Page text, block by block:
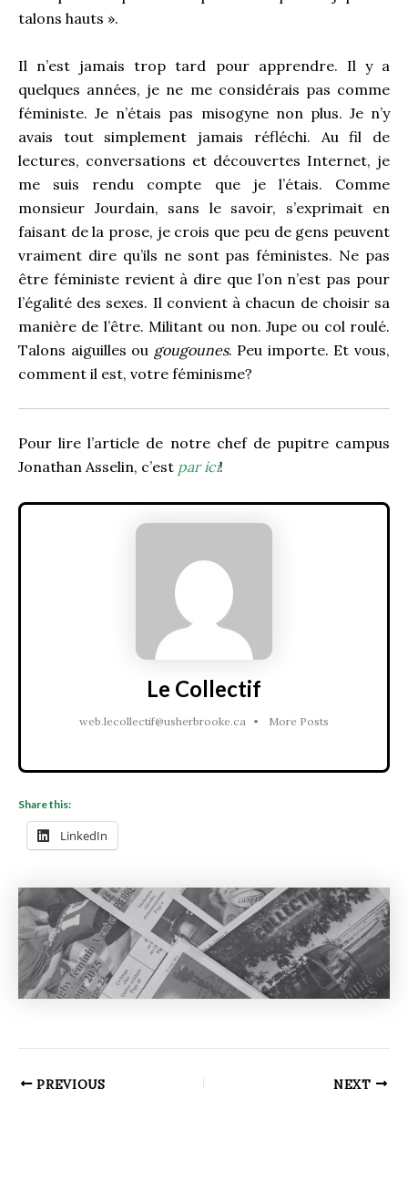
talons hauts ».
Il n’est jamais trop tard pour apprendre. Il y a
quelques années, je ne me considérais pas comme
féministe. Je n’étais pas misogyne non plus. Je n’y
avais tout simplement jamais réfléchi. Au fil de
lectures, conversations et découvertes Internet, je
me suis rendu compte que je l’étais. Comme
monsieur Jourdain, sans le savoir, s’exprimait en
faisant de la prose, je crois que peu de gens peuvent
vraiment dire qu’ils ne sont pas féministes. Ne pas
être féministe revient à dire que l’on n’est pas pour
l’égalité des sexes. Il convient à chacun de choisir sa
manière de l’être. Militant ou non. Jupe ou col roulé.
Talons aiguilles ou gougounes. Peu importe. Et vous,
comment il est, votre féminisme?
Pour lire l’article de notre chef de pupitre campus
Jonathan Asselin, c’est par ici!
Le Collectif
web.lecollectif@usherbrooke.ca • More Posts
Share this:
LinkedIn
PREVIOUS NEXT